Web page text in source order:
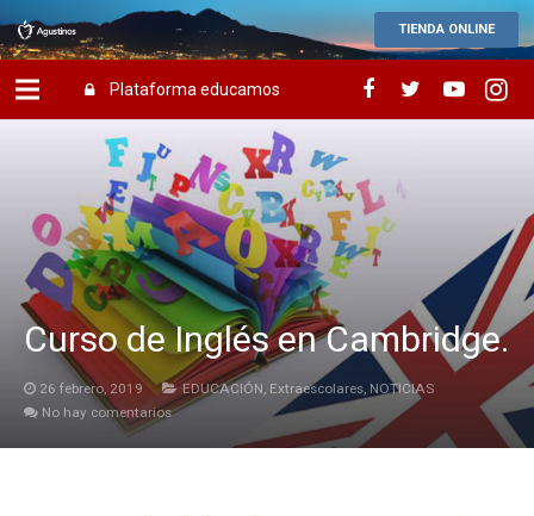
TIENDA ONLINE
Plataforma educamos
Curso de Inglés en Cambridge.
26 febrero, 2019 EDUCACIÓN Extraescolares, NOTICIAS
No hay comentarios